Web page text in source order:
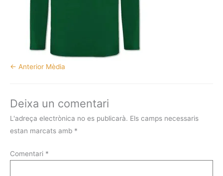
← Anterior Mèdia
Deixa un comentari
L'adreça electrònica no es publicarà. Els camps necessaris
estan marcats amb *
Comentari *